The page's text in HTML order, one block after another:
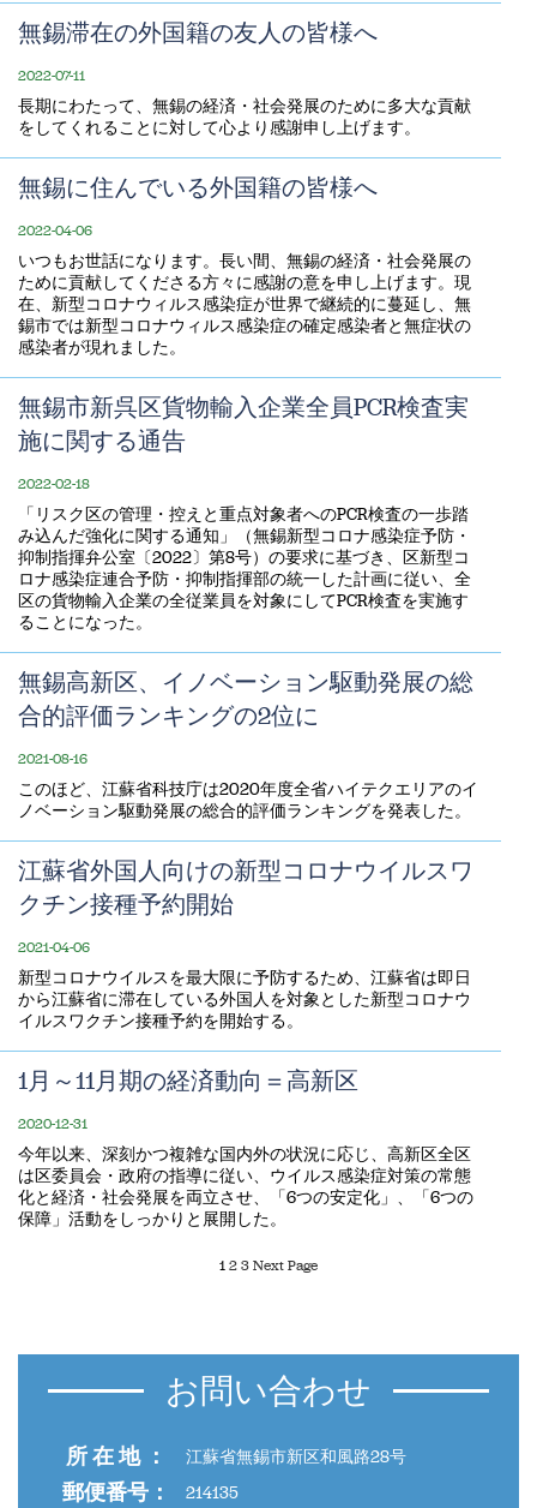
無錫滞在の外国籍の友人の皆様へ
2022-07-11
長期にわたって、無錫の経済・社会発展のために多大な貢献
をしてくれることに対して心より感謝申し上げます。
無錫に住んでいる外国籍の皆様へ
2022-04-06
いつもお世話になります。長い間、無錫の経済・社会発展の
ために貢献してくださる方々に感謝の意を申し上げます。現
在、新型コロナウィルス感染症が世界で継続的に蔓延し、無
錫市では新型コロナウィルス感染症の確定感染者と無症状の
感染者が現れました。
無錫市新呉区貨物輸入企業全員PCR検査実
施に関する通告
2022-02-18
​「リスク区の管理・控えと重点対象者へのPCR検査の一歩踏
み込んだ強化に関する通知」（無錫新型コロナ感染症予防・
抑制指揮弁公室〔2022〕第8号）の要求に基づき、区新型コ
ロナ感染症連合予防・抑制指揮部の統一した計画に従い、全
区の貨物輸入企業の全従業員を対象にしてPCR検査を実施す
ることになった。
無錫高新区、イノベーション駆動発展の総
合的評価ランキングの2位に
2021-08-16
このほど、江蘇省科技庁は2020年度全省ハイテクエリアのイ
ノベーション駆動発展の総合的評価ランキングを発表した。
江蘇省外国人向けの新型コロナウイルスワ
クチン接種予約開始
2021-04-06
新型コロナウイルスを最大限に予防するため、江蘇省は即日
から江蘇省に滞在している外国人を対象とした新型コロナウ
イルスワクチン接種予約を開始する。
1月～11月期の経済動向＝高新区
2020-12-31
今年以来、深刻かつ複雑な国内外の状況に応じ、高新区全区
は区委員会・政府の指導に従い、ウイルス感染症対策の常態
化と経済・社会発展を両立させ、「6つの安定化」、「6つの
保障」活動をしっかりと展開した。
1 2 3 Next Page
お問い合わせ
所 在 地 ： 江蘇省無錫市新区和風路28号
郵便番号： 214135